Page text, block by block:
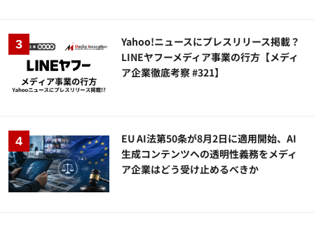
Yahoo!ニュースにプレスリリース掲載？
LINEヤフーメディア事業の行方【メディ
ア企業徹底考察 #321】
EU AI法第50条が8月2日に適用開始、AI
生成コンテンツへの透明性義務をメディ
ア企業はどう受け止めるべきか